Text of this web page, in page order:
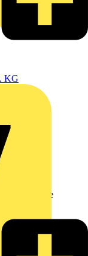
KG
stets aktuelle